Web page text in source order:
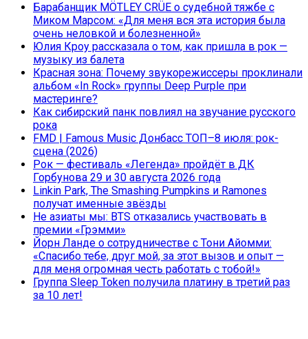
Барабанщик MÖTLEY CRÜE о судебной тяжбе с
Миком Марсом: «Для меня вся эта история была
очень неловкой и болезненной»
Юлия Кроу рассказала о том, как пришла в рок —
музыку из балета
Красная зона: Почему звукорежиссеры проклинали
альбом «In Rock» группы Deep Purple при
мастеринге?
Как сибирский панк повлиял на звучание русского
рока
FMD | Famous Music Донбасс ТОП–8 июля: рок-
сцена (2026)
Рок — фестиваль «Легенда» пройдёт в ДК
Горбунова 29 и 30 августа 2026 года
Linkin Park, The Smashing Pumpkins и Ramones
получат именные звёзды
Не азиаты мы: BTS отказались участвовать в
премии «Грэмми»
Йорн Ланде о сотрудничестве с Тони Айомми:
«Спасибо тебе, друг мой, за этот вызов и опыт —
для меня огромная честь работать с тобой!»
Группа Sleep Token получила платину в третий раз
за 10 лет!